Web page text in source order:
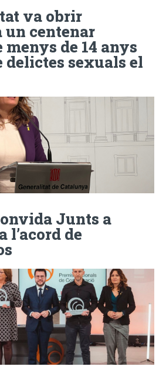
va obrir
un centenar
menys de 14 anys
delictes sexuals el
Junts a
l’acord de